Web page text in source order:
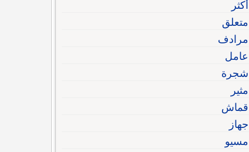
أكثر
متعلق
مرادف
عامل
شجرة
مثير
قماش
جهاز
مسيو